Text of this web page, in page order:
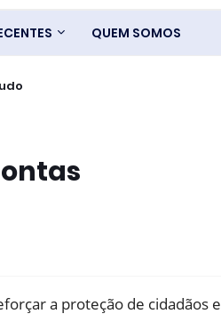
QUEM SOMOS
a proteção de cidadãos e